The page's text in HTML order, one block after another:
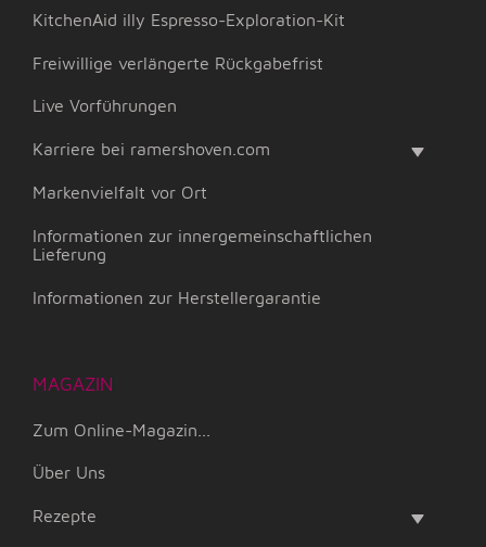
KitchenAid illy Espresso-Exploration-Kit
Freiwillige verlängerte Rückgabefrist
Live Vorführungen
Karriere bei ramershoven.com
Markenvielfalt vor Ort
Informationen zur innergemeinschaftlichen
Lieferung
Informationen zur Herstellergarantie
MAGAZIN
Zum Online-Magazin...
Über Uns
Rezepte